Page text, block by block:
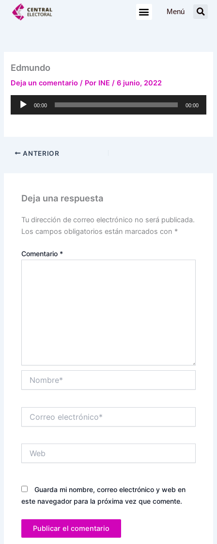
Menú
Edmundo
Deja un comentario / Por INE/6 junio, 2022
Reproductor
00:00 00:00
ANTERIOR
Deja una respuesta
Tu dirección de correo electrónico no será publicada.
Los campos obligatorios están marcados con *
Comentario *
electrónico*
Guarda mi nombre, correo electrónico y web en
este navegador para la próxima vez que comente.